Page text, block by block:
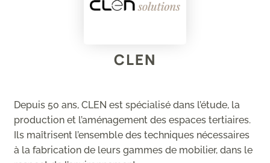
CLEN
Depuis 50 ans, CLEN est spécialisé dans l’étude, la
production et l’aménagement des espaces tertiaires.
Ils maîtrisent l’ensemble des techniques nécessaires
à la fabrication de leurs gammes de mobilier, dans le